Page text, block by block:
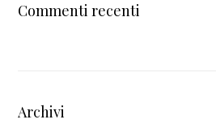
Commenti recenti
Archivi